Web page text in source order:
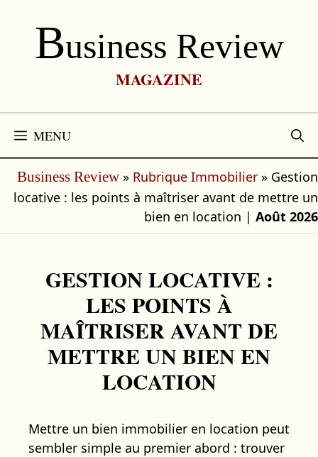
contenuBUsiness Review
MAGAZINE
MENU
Business Review » Rubrique Immobilier » Gestion
locative : les points à maîtriser avant de mettre un
bien en location | Août 2026
GESTION LOCATIVE :
LES POINTS À
MAÎTRISER AVANT DE
METTRE UN BIEN EN
LOCATION
Mettre un bien immobilier en location peut
sembler simple au premier abord : trouver